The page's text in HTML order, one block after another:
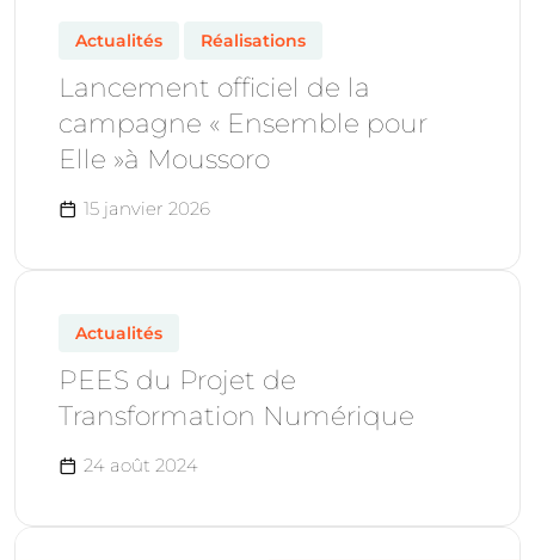
Actualités Réalisations
Lancement officiel de la
campagne « Ensemble pour
Elle »à Moussoro
15 janvier 2026
Actualités
PEES du Projet de
Transformation Numérique
24 août 2024